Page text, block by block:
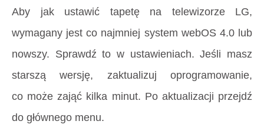
Aby jak ustawić tapetę na telewizorze LG,
wymagany jest co najmniej system webOS 4.0 lub
nowszy. Sprawdź to w ustawieniach. Jeśli masz
starszą wersję, zaktualizuj oprogramowanie,
co może zająć kilka minut. Po aktualizacji przejdź
do głównego menu.